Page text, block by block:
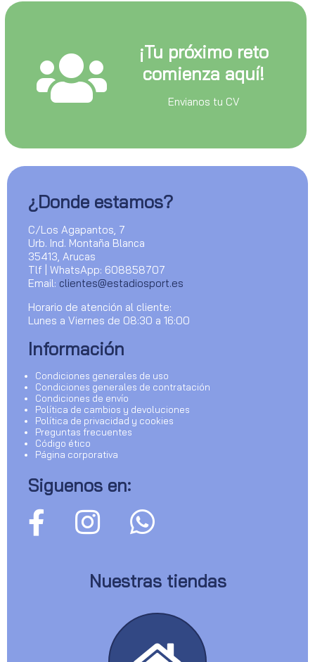
¡Tu próximo reto
comienza aquí!
Envianos tu CV
¿Donde estamos?
C/Los Agapantos, 7
Urb. Ind. Montaña Blanca
35413, Arucas
Tlf | WhatsApp: 608858707
Email: clientes@estadiosport.es
Horario de atención al cliente:
Lunes a Viernes de 08:30 a 16:00
Información
Condiciones generales de uso
Condiciones generales de contratación
Condiciones de envío
Política de cambios y devoluciones
Política de privacidad y cookies
Preguntas frecuentes
Código ético
Página corporativa
Siguenos en:
Nuestras tiendas